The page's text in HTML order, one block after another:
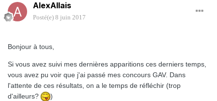
AlexAllais
Posté(e) 8 juin 2017
Bonjour à tous,
Si vous avez suivi mes dernières apparitions ces derniers temps,
vous avez pu voir que j'ai passé mes concours GAV. Dans
l'attente de ces résultats, on a le temps de réfléchir (trop
d'ailleurs?
)